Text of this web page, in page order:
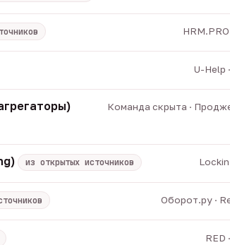
U-Help
Команда скрыта ·
из открытых источников
Оборот.ру ·
RED